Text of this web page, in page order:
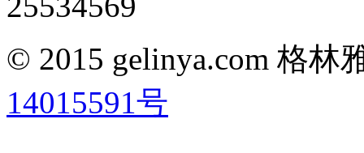
© 2015 gelinya.com 格
14015591号